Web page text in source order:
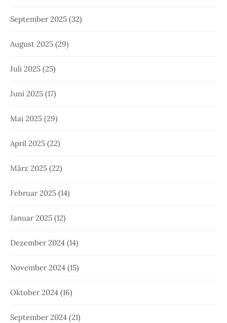
September 2025 (32)
August 2025 (29)
Juli 2025 (25)
Juni 2025 (17)
Mai 2025 (29)
April 2025 (22)
März 2025 (22)
Februar 2025 (14)
Januar 2025 (12)
Dezember 2024 (14)
November 2024 (15)
Oktober 2024 (16)
September 2024 (21)